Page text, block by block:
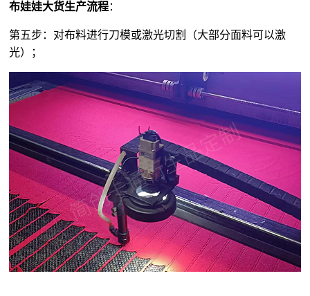
布娃娃大货生产流程：
第五步：对布料进行刀模或激光切割（大部分面料可以激
光）；